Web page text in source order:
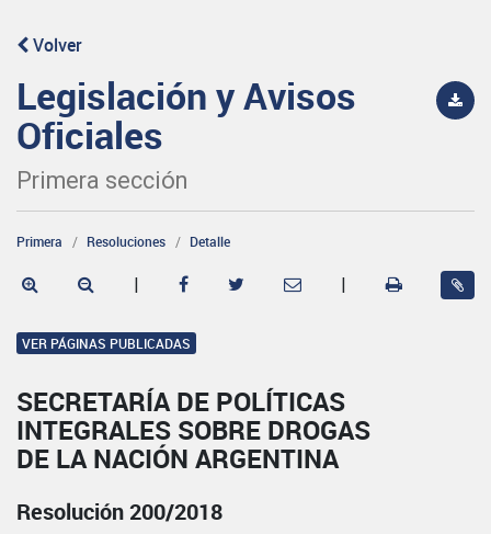
Volver
Legislación y Avisos
Oficiales
Primera sección
Primera Resoluciones Detalle
| |
VER PÁGINAS PUBLICADAS
SECRETARÍA DE POLÍTICAS
INTEGRALES SOBRE DROGAS
DE LA NACIÓN ARGENTINA
Resolución 200/2018